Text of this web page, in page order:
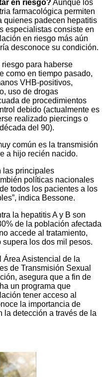
en riesgo? Aunque los
farmacológica permiten
quienes padecen hepatitis
especialistas consiste en
en riesgo más aún
desconoce su condición.
para haberse
como en tiempo pasado,
VHB-positivos,
uso de drogas
de procedimientos
debido (actualmente es
realizado piercings o
del 90).
común es la transmisión
a hijo recién nacido.
las principales
políticas nacionales
todos los pacientes a los
indica Bessone.
la hepatitis A y B son
de la población afectada
accede al tratamiento,
los dos mil pesos.
Área Asistencial de la
de Transmisión Sexual
asegura que a fin de
un programa que
tener acceso al
la importancia de
la detección a través de la